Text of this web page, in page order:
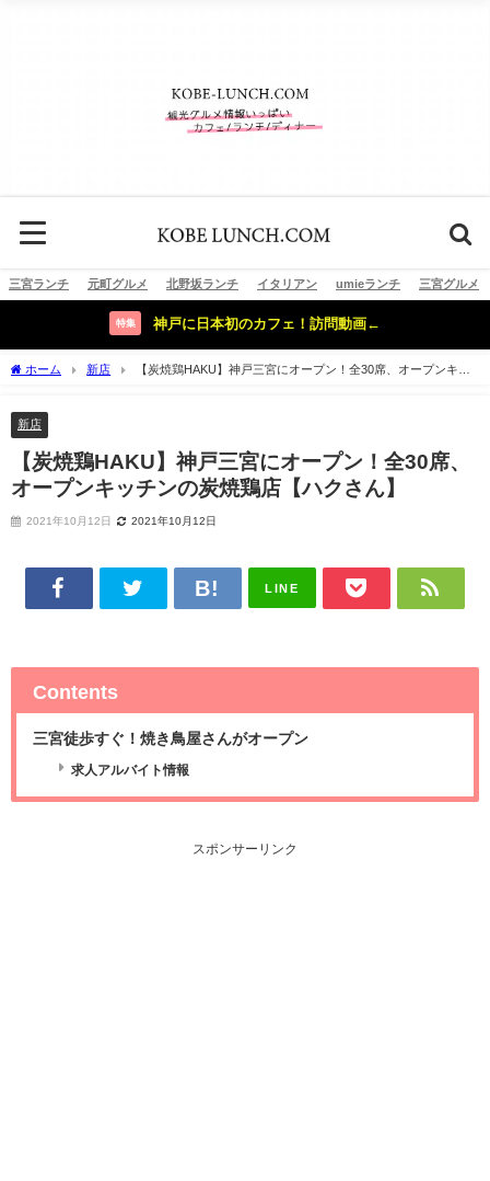
三宮ランチ 元町グルメ 北野坂ランチ イタリアン umieランチ 三宮グルメ
特集 神戸に日本初のカフェ！訪問動画←
ホーム 新店
【炭焼鶏HAKU】神戸三宮にオープン！全30席、オープンキッ
新店
【炭焼鶏HAKU】神戸三宮にオープン！全30席、
オープンキッチンの炭焼鶏店【ハクさん】
2021年10月12日 2021年10月12日
LINE
Contents
三宮徒歩すぐ！焼き鳥屋さんがオープン
求人アルバイト情報
スポンサーリンク